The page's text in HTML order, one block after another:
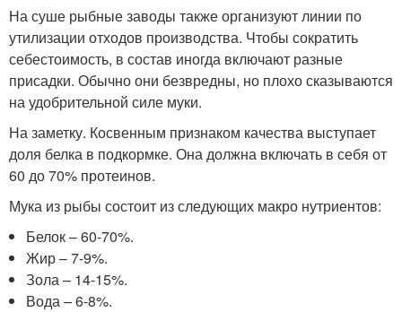
На суше рыбные заводы также организуют линии по
утилизации отходов производства. Чтобы сократить
себестоимость, в состав иногда включают разные
присадки. Обычно они безвредны, но плохо сказываются
на удобрительной силе муки.
На заметку. Косвенным признаком качества выступает
доля белка в подкормке. Она должна включать в себя от
60 до 70% протеинов.
Мука из рыбы состоит из следующих макро нутриентов:
Белок – 60-70%.
Жир – 7-9%.
Зола – 14-15%.
Вода – 6-8%.